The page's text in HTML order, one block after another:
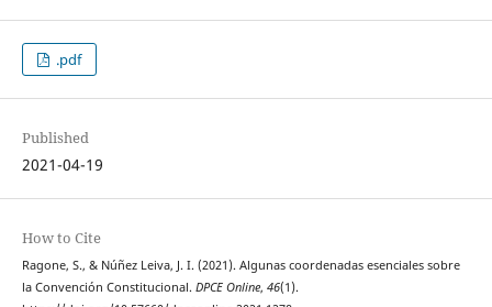
.pdf
Published
2021-04-19
How to Cite
Ragone, S., & Núñez Leiva, J. I. (2021). Algunas coordenadas esenciales sobre
la Convención Constitucional. DPCE Online, 46(1).